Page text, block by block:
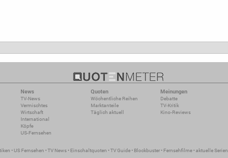
News
TV-News
Vermischtes
Wirtschaft
International
Köpfe
US-Fernsehen
Quoten
Wöchentliche Reihen
Marktanteile
Täglich aktuell
Meinungen
Debatte
TV-Kritik
Kino-Reviews
• US Fernsehen •TV News • Einschaltquoten •TV Guide • Blockbuster • Fernsehfilme •aktuelle Serien